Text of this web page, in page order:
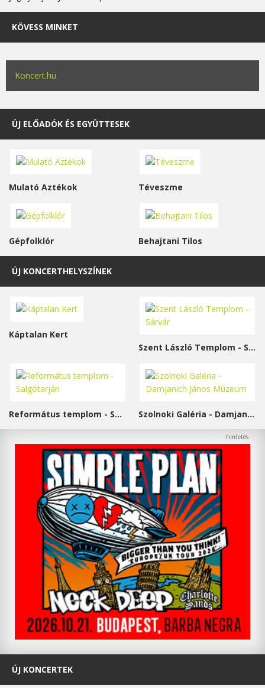
KÖVESS MINKET
Koncert.hu
ÚJ ELŐADÓK ÉS EGYÜTTESEK
Mulató Aztékok Téveszme
Gépfolklór Behajtani Tilos
ÚJ KONCERTHELYSZÍNEK
Káptalan Kert
Szent László Templom - Sárvár
Református templom - Salgótarján Szolnoki Galéria - Damjanich János Múzeum
ÚJ KONCERTEK